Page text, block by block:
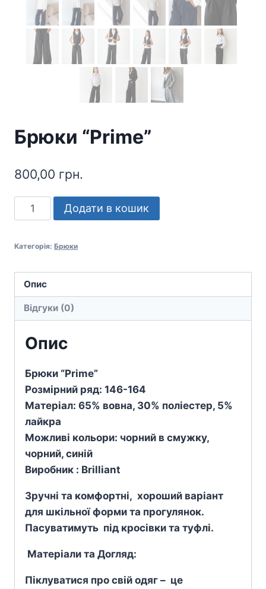
Брюки “Prime”
800,00 грн.
Брюки
"Prime"
Додати в кошик
Категорія: Брюки
Опис
Відгуки (0)
Опис
Брюки “Prime”
Розмірний ряд: 146-164
Матеріал: 65% вовна, 30% поліестер, 5%
лайкра
Можливі кольори: чорний в смужку,
чорний, синій
Виробник : Brilliant
Зручні та комфортні, хороший варіант
для шкільної форми та прогулянок.
Пасуватимуть під кросівки та туфлі.
Матеріали та Догляд:
Піклуватися про свій одяг – це